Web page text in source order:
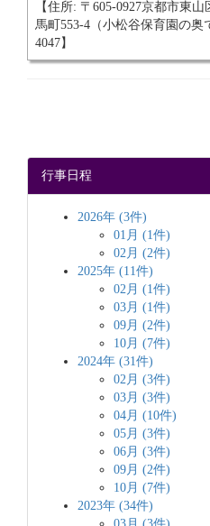
【住所: 〒605-0927京都市東
馬町553-4（小松谷保育園の奥
4047】
行事日程
2026年 (3件)
01月 (1件)
02月 (2件)
2025年 (11件)
02月 (1件)
03月 (1件)
09月 (2件)
10月 (7件)
2024年 (31件)
02月 (3件)
03月 (3件)
04月 (10件)
05月 (3件)
06月 (3件)
09月 (2件)
10月 (7件)
2023年 (34件)